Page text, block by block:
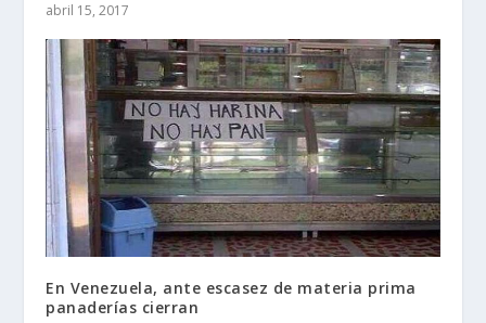
abril 15, 2017
En Venezuela, ante escasez de materia prima
panaderías cierran